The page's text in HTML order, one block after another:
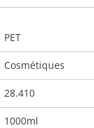
PET
Cosmétiques
28.410
1000ml